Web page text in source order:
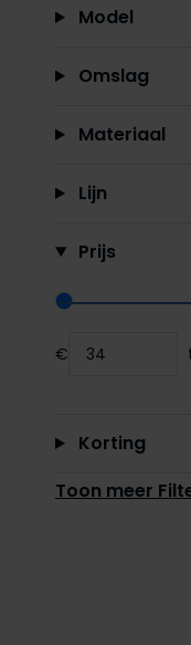
Model
Omslag
Materiaal
Lijn
Prijs
Range slider min
Range slider max
€
Korting
Toon